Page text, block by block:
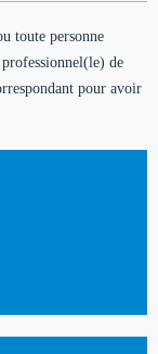
toute personne
de
pour avoir
qui